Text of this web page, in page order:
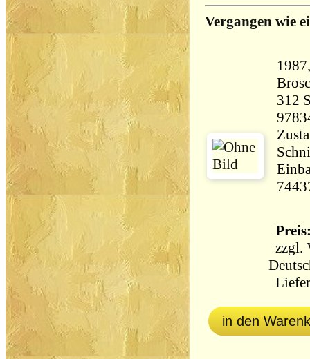
Vergangen wie
312
zzgl.
in den